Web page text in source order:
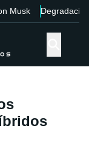
Musk Degradación